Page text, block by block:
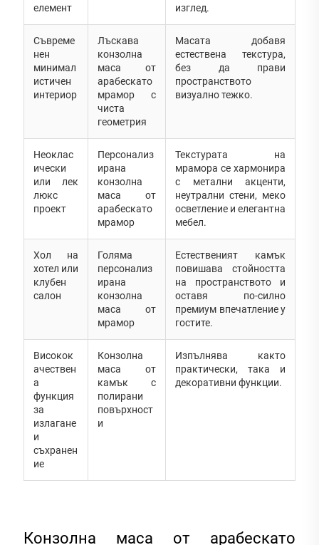
елемент
изглед.
Съвреме
нен
минимал
истичен
интериор
Лъскава
конзолна
маса от
арабескато
мрамор с
чиста
геометрия
Масата добавя
естествена текстура,
без да прави
пространството
визуално тежко.
Неоклас
ически
или лек
люкс
проект
Персонализ
ирана
конзолна
маса от
арабескато
мрамор
Текстурата на
мрамора се хармонира
с метални акценти,
неутрални стени, меко
осветление и елегантна
мебел.
Хол на
хотел или
клубен
салон
Голяма
персонализ
ирана
конзолна
маса от
мрамор
Естественият камък
повишава стойността
на пространството и
оставя по-силно
премиум впечатление у
гостите.
Високок
ачествен
а
функция
за
излагане
и
съхранен
ие
Конзолна
маса от
камък с
полирани
повърхност
и
Изпълнява както
практически, така и
декоративни функции.
Конзолна маса от арабескато